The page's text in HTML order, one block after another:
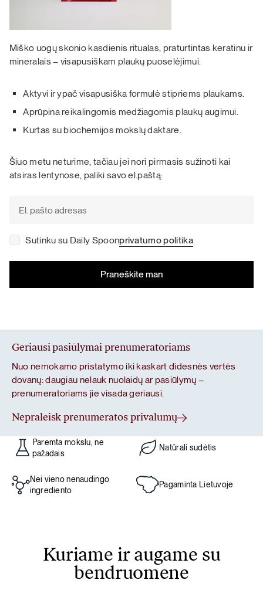
Miško uogų skonio kasdienis ritualas, praturtintas keratinu ir
mineralais – visapusiškam plaukų puoselėjimui.
Aktyvi ir ypač visapusiška formulė stipriems plaukams.
Aprūpina reikalingomis medžiagomis plaukų augimui.
Kurtas su biochemijos mokslų daktare.
Šiuo metu neturime, tačiau jei nori pirmasis sužinoti kai
atsiras lentynose, paliki savo el.paštą:
Sutinku su Daily Spoonprivatumo politika
Geriausi pasiūlymai prenumeratoriams
Nuo nemokamo pristatymo iki kaskart didesnės vertės
dovanų: daugiau nelauk nuolaidų ar pasiūlymų –
prenumeratoriams jie visada geriausi.
Nepraleisk prenumeratos privalumų
Paremta mokslu, ne
pažadais
Natūrali sudėtis
Nei vieno nenaudingo
ingrediento
Pagaminta Lietuvoje
Kuriame ir augame su
bendruomene